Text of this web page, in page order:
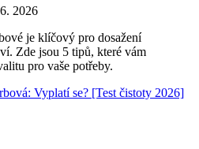
2026
je klíčový pro dosažení
Zde jsou 5 tipů, které vám
pro vaše potřeby.
Vyplatí se? [Test čistoty 2026]